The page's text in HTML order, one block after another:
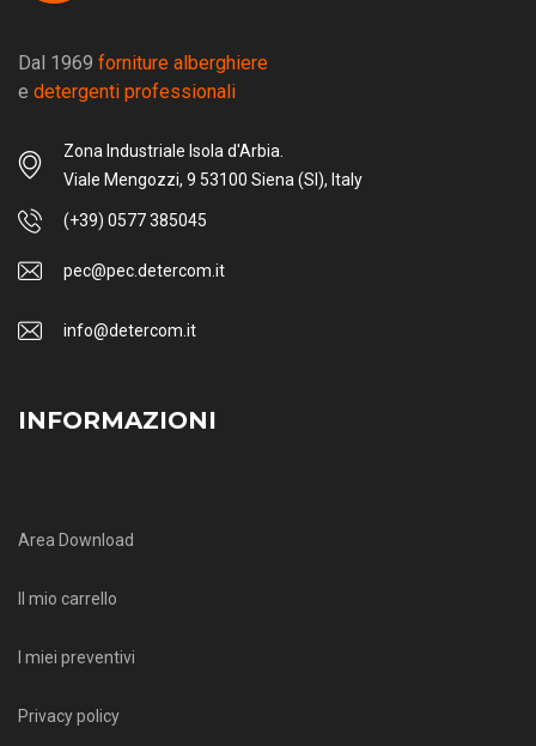
Dal 1969 forniture alberghiere
e detergenti professionali
Zona Industriale Isola d'Arbia.
Viale Mengozzi, 9 53100 Siena (SI), Italy
(+39) 0577 385045
pec@pec.detercom.it
info@detercom.it
INFORMAZIONI
Area Download
Il mio carrello
I miei preventivi
Privacy policy